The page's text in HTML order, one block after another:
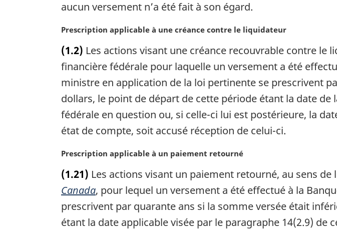
r
i
a
l
:
aucun versement n’a été fait à son égard.
N
t
e
a
r
g
i
n
l
e
:
Prescription applicable à une créance contre le liquidateur
(1.2) Les actions visant une créance recouvrable contre le
financière fédérale pour laquelle un versement a été
ministre en application de la loi pertinente se prescrivent
dollars, le point de départ de cette période étant la date
fédérale en question ou, si celle-ci lui est postérieure, la
état de compte, soit accusé réception de celui-ci.
N
t
e
a
r
Prescription applicable à un paiement retourné
(1.21) Les actions visant un paiement retourné, au sens de
Canada, pour lequel un versement a été effectué à la
prescrivent par quarante ans si la somme versée était
étant la date applicable visée par le paragraphe 14(2.9) de